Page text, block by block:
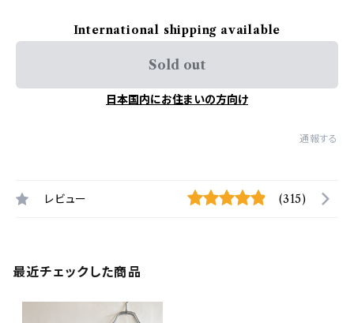
International shipping available
Sold out
日本国内にお住まいの方向け
通報する
レビュー (315)
最近チェックした商品